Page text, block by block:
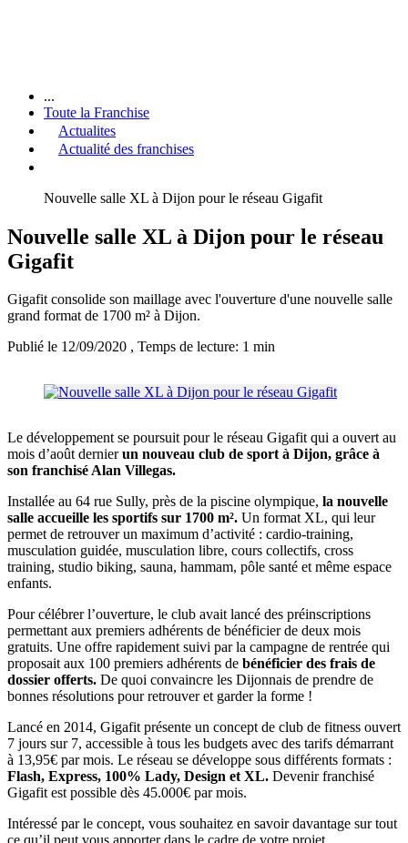
...
Toute la Franchise
Actualites
Actualité des franchises
Nouvelle salle XL à Dijon pour le réseau Gigafit
Nouvelle salle XL à Dijon pour le réseau
Gigafit
Gigafit consolide son maillage avec l'ouverture d'une nouvelle salle
grand format de 1700 m² à Dijon.
Publié le 12/09/2020 , Temps de lecture: 1 min
Le développement se poursuit pour le réseau Gigafit qui a ouvert au
mois d’août dernierun nouveau club de sport à Dijon, grâce à
son franchisé Alan Villegas.
Installée au 64 rue Sully, près de la piscine olympique, la nouvelle
salle accueille les sportifs sur 1700 m². Un format XL, qui leur
permet de retrouver un maximum d’activité : cardio-training,
musculation guidée, musculation libre, cours collectifs, cross
training, studio biking, sauna, hammam, pôle santé et même espace
enfants.
Pour célébrer l’ouverture, le club avait lancé des préinscriptions
permettant aux premiers adhérents de bénéficier de deux mois
gratuits. Une offre rapidement suivi par la campagne de rentrée qui
proposait aux 100 premiers adhérents de bénéficier des frais de
dossier offerts. De quoi convaincre les Dijonnais de prendre de
bonnes résolutions pour retrouver et garder la forme !
Lancé en 2014, Gigafit présente un concept de club de fitness ouvert
7 jours sur 7, accessible à tous les budgets avec des tarifs démarrant
à 13,95€ par mois. Le réseau se développe sous différents formats :
Flash, Express, 100% Lady, Design et XL. Devenir franchisé
Gigafit est possible dès 45.000€ par mois.
Intéressé par le concept, vous souhaitez en savoir davantage sur tout